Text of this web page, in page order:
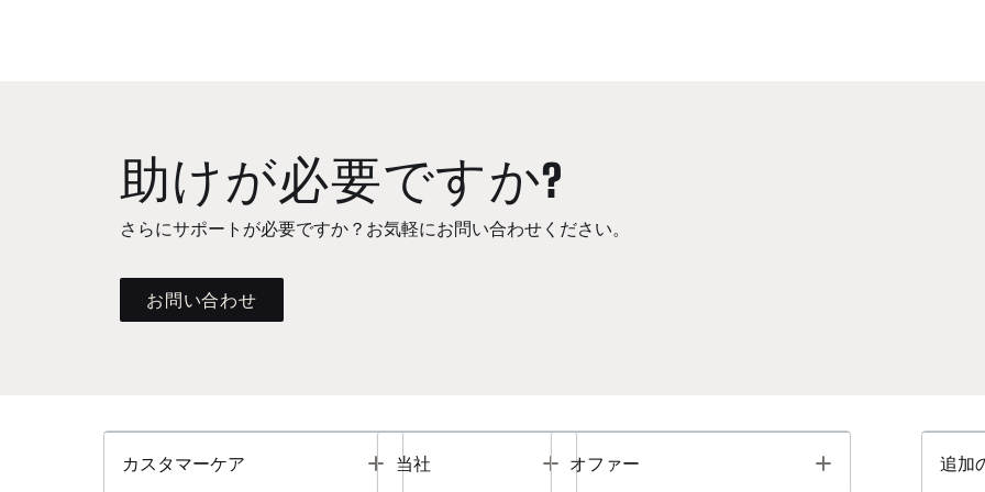
助けが必要ですか?
さらにサポートが必要ですか？お気軽にお問い合わせください。
お問い合わせ
カスタマーケア Toggle
当社 Toggle
オファー Toggle 追加